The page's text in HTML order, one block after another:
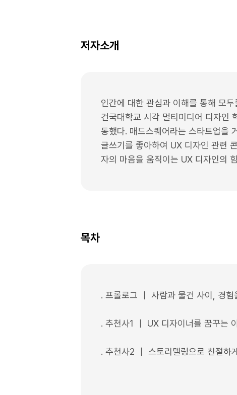
저자소개
인간에 대한 관심과 이해를 통해 모
건국대학교 시각 멀티미디어 디자인
동했다. 매드스퀘어라는 스타트업을
글쓰기를 좋아하여 UX 디자인 관련
자의 마음을 움직이는 UX 디자인의
목차
․ 프롤로그 ｜ 사람과 물건 사이, 경험
․ 추천사1 ｜ UX 디자이너를 꿈꾸는
․ 추천사2 ｜ 스토리텔링으로 친절